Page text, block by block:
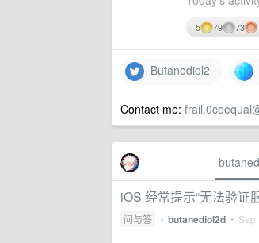
5 79 73
Butanediol2
Contact me:
iOS 经常提示“无法验证
问与答 • butanediol2d • Sep